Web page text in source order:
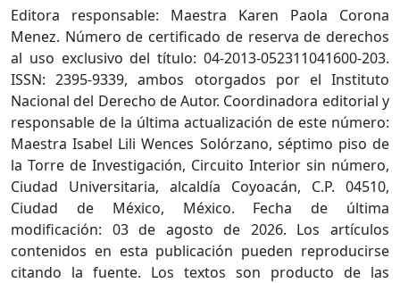
Editora responsable: Maestra Karen Paola Corona
Menez. Número de certificado de reserva de derechos
al uso exclusivo del título: 04-2013-052311041600-203.
ISSN: 2395-9339, ambos otorgados por el Instituto
Nacional del Derecho de Autor. Coordinadora editorial y
responsable de la última actualización de este número:
Maestra Isabel Lili Wences Solórzano, séptimo piso de
la Torre de Investigación, Circuito Interior sin número,
Ciudad Universitaria, alcaldía Coyoacán, C.P. 04510,
Ciudad de México, México. Fecha de última
modificación: 03 de agosto de 2026. Los artículos
contenidos en esta publicación pueden reproducirse
citando la fuente. Los textos son producto de las